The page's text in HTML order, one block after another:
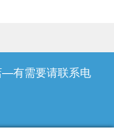
—有需要请联系电